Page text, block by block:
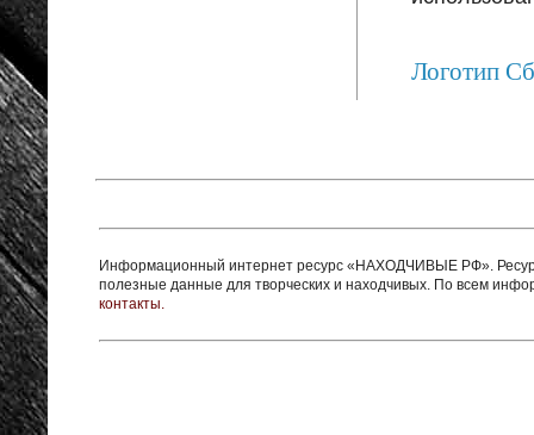
Логотип
Информационный интернет ресурс «НАХОДЧИВЫЕ РФ».
полезные данные для творческих и находчивых. По всем
контакты.